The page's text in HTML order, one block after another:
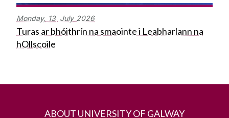
Monday, 13 July 2026
Turas ar bhóithrín na smaointe i Leabharlann na
hOllscoile
ABOUT UNIVERSITY OF GALWAY